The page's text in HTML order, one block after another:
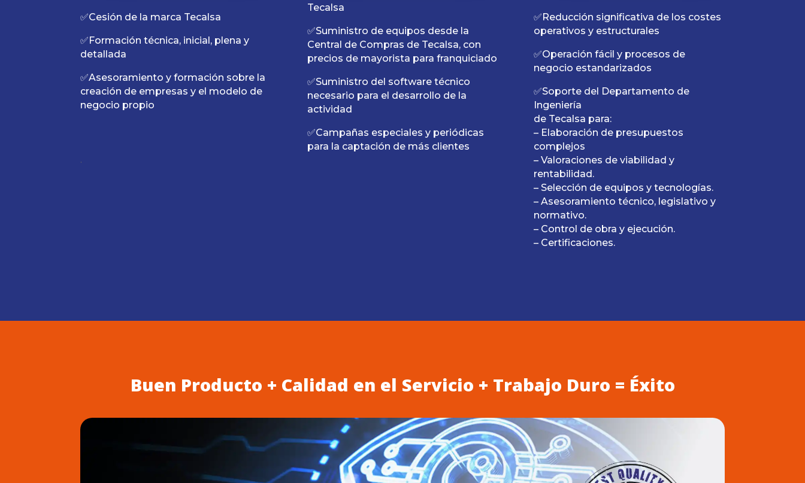
✅Cesión de la marca Tecalsa
✅Formación técnica, inicial, plena y
detallada
✅Asesoramiento y formación sobre la
creación de empresas y el modelo de
negocio propio
.
Tecalsa
✅Suministro de equipos desde la
Central de Compras de Tecalsa, con
precios de mayorista para franquiciado
✅Suministro del software técnico
necesario para el desarrollo de la
actividad
✅Campañas especiales y periódicas
para la captación de más clientes
✅Reducción significativa de los costes
operativos y estructurales
✅Operación fácil y procesos de
negocio estandarizados
✅Soporte del Departamento de
Ingeniería
de Tecalsa para:
– Elaboración de presupuestos
complejos
– Valoraciones de viabilidad y
rentabilidad.
– Selección de equipos y tecnologías.
– Asesoramiento técnico, legislativo y
normativo.
– Control de obra y ejecución.
– Certificaciones.
Buen Producto + Calidad en el Servicio + Trabajo Duro = Éxito